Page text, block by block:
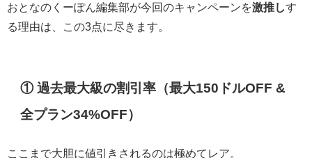
おとなのくーぽん編集部が今回のキャンペーンを激推しす
る理由は、この3点に尽きます。
① 過去最大級の割引率（最大150ドルOFF &
全プラン34%OFF）
ここまで大胆に値引きされるのは極めてレア。